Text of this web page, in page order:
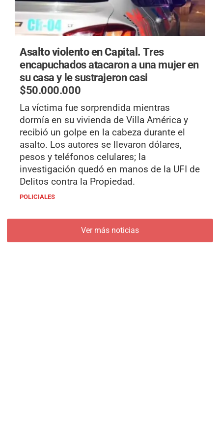
Asalto violento en Capital.Tres
encapuchados atacaron a una mujer en
su casa y le sustrajeron casi
$50.000.000
La víctima fue sorprendida mientras
dormía en su vivienda de Villa América y
recibió un golpe en la cabeza durante el
asalto. Los autores se llevaron dólares,
pesos y teléfonos celulares; la
investigación quedó en manos de la UFI de
Delitos contra la Propiedad.
POLICIALES
Ver más noticias